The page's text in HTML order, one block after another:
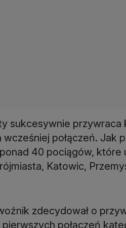
sukcesywnie
połączeń. Jak
40 pociągów, które
Katowic,
zdecydował o
połączeń